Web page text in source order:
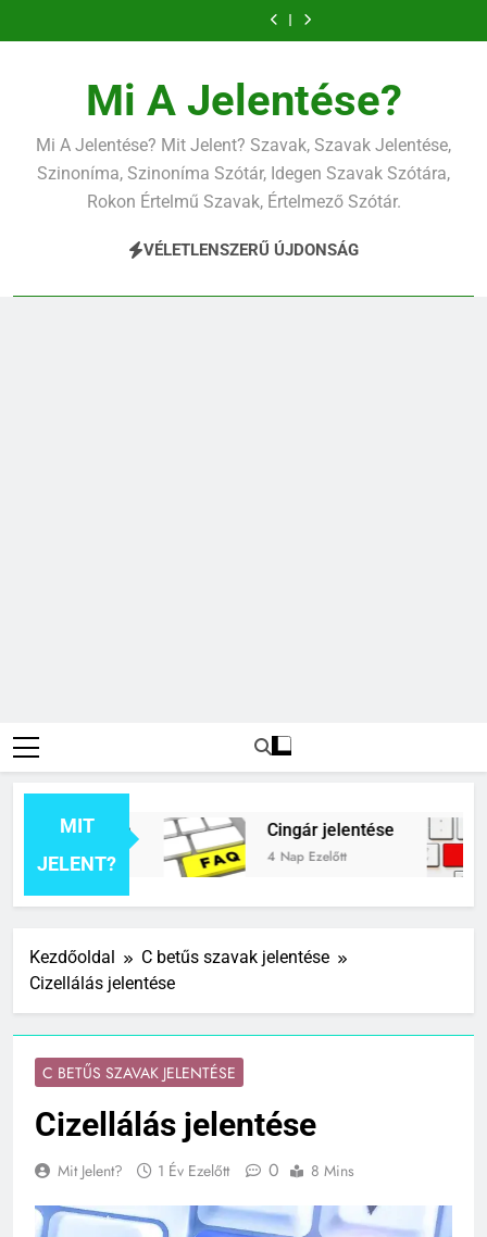
a
Mi A Jelentése?
Mi A Jelentése? Mit Jelent? Szavak, Szavak Jelentése,
Szinoníma, Szinoníma Szótár, Idegen Szavak Szótára,
Rokon Értelmű Szavak, Értelmező Szótár.
VÉLETLENSZERŰ ÚJDONSÁG
MIT
JELENT?
jelentése Cingár jelentése
4 Nap Ezelőtt
Kezdőoldal
C betűs szavak jelentése
Cizellálás jelentése
C BETŰS SZAVAK JELENTÉSE
Cizellálás jelentése
Mit Jelent? 1 Év Ezelőtt 0 8 Mins